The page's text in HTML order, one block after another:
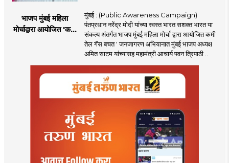
भाजप मुंबई महिला
मोर्चाद्वारा आयोजित 'कमी
मुंबई : (Public Awareness Campaign)
पंतप्रधान नरेंद्र मोदी यांच्या स्वस्त भारत सशक्त भारत या
संकल्प अंतर्गत भाजप मुंबई महिला मोर्चा द्वारा आयोजित कमी
तेल गॅस बचत ' जनजागरण अभियानात मुंबई भाजप अध्यक्ष
अमित साटम यांच्यासह महामंत्री आचार्य पवन त्रिपाठी ..